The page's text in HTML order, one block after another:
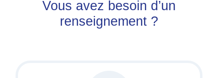
Vous avez besoin d’un
renseignement ?